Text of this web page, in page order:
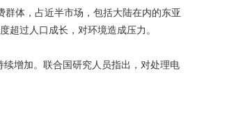
体，占近半市场，包括大陆在内的东亚
超过人口成长，对环境造成压力。
增加。联合国研究人员指出，对处理电